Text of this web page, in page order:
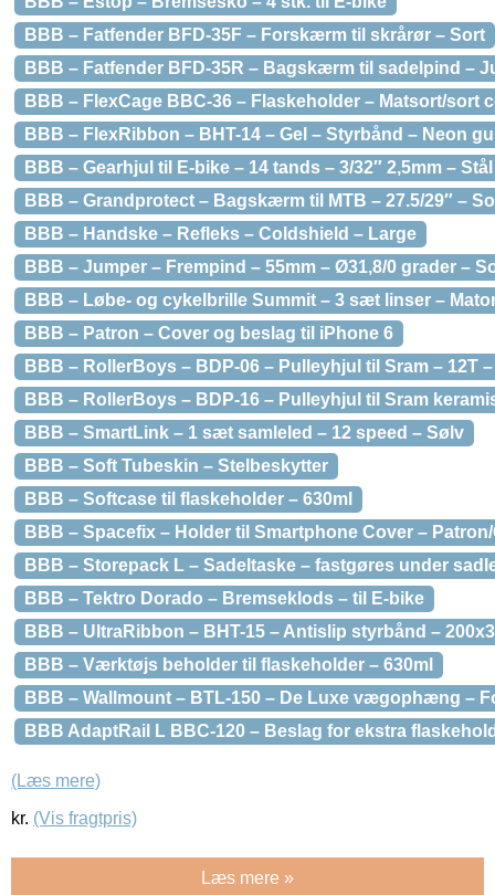
BBB – Fatfender BFD-35F – Forskærm til skrårør – Sort
BBB – Fatfender BFD-35R – Bagskærm til sadelpind –
BBB – FlexCage BBC-36 – Flaskeholder – Matsort/sort
BBB – FlexRibbon – BHT-14 – Gel – Styrbånd – Neon
BBB – Gearhjul til E-bike – 14 tands – 3/32″ 2,5mm –
BBB – Grandprotect – Bagskærm til MTB – 27.5/29″ –
BBB – Handske – Refleks – Coldshield – Large
BBB – Jumper – Frempind – 55mm – Ø31,8/0 grader –
BBB – Løbe- og cykelbrille Summit – 3 sæt linser –
BBB – Patron – Cover og beslag til iPhone 6
BBB – RollerBoys – BDP-06 – Pulleyhjul til Sram – 12T
BBB – RollerBoys – BDP-16 – Pulleyhjul til Sram
BBB – SmartLink – 1 sæt samleled – 12 speed – Sølv
BBB – Soft Tubeskin – Stelbeskytter
BBB – Softcase til flaskeholder – 630ml
BBB – Spacefix – Holder til Smartphone Cover –
BBB – Storepack L – Sadeltaske – fastgøres under
BBB – Tektro Dorado – Bremseklods – til E-bike
BBB – UltraRibbon – BHT-15 – Antislip styrbånd –
BBB – Værktøjs beholder til flaskeholder – 630ml
BBB – Wallmount – BTL-150 – De Luxe vægophæng –
BBB AdaptRail L BBC-120 – Beslag for ekstra
(Læs mere)
kr. (Vis fragtpris)
Læs mere »